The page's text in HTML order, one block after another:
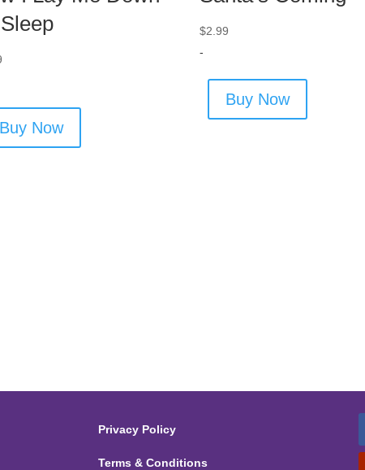
Buy Now
$2.99
-
Buy Now
Privacy Policy
Terms & Conditions